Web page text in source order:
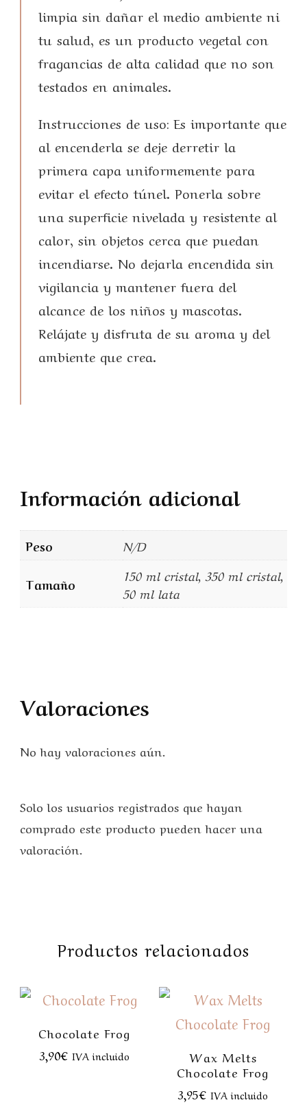
limpia sin dañar el medio ambiente ni
tu salud, es un producto vegetal con
fragancias de alta calidad que no son
testados en animales.
Instrucciones de uso: Es importante que
al encenderla se deje derretir la
primera capa uniformemente para
evitar el efecto túnel. Ponerla sobre
una superficie nivelada y resistente al
calor, sin objetos cerca que puedan
incendiarse. No dejarla encendida sin
vigilancia y mantener fuera del
alcance de los niños y mascotas.
Relájate y disfruta de su aroma y del
ambiente que crea.
Información adicional
Peso N/D
Tamaño
150 ml cristal, 350 ml cristal,
50 ml lata
Valoraciones
No hay valoraciones aún.
Solo los usuarios registrados que hayan
comprado este producto pueden hacer una
valoración.
Productos relacionados
Chocolate Frog
3,90€ IVA incluido
Wax Melts
Chocolate Frog
3,95€ IVA incluido